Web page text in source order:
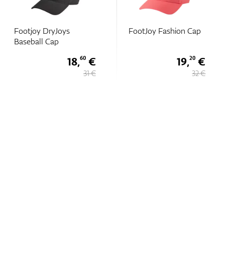
Footjoy DryJoys
Baseball Cap
18,60€
31 €
FootJoy Fashion Cap
19,20 €
32 €